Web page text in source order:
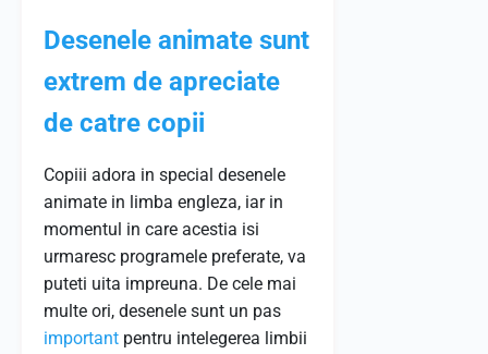
Desenele animate sunt
extrem de apreciate
de catre copii
Copiii adora in special desenele
animate in limba engleza, iar in
momentul in care acestia isi
urmaresc programele preferate, va
puteti uita impreuna. De cele mai
multe ori, desenele sunt un pas
important pentru intelegerea limbii